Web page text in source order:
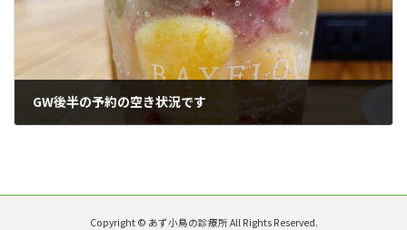
GW後半の予約の空き状況です
Copyright © あず小鳥の診療所 All Rights Reserved.